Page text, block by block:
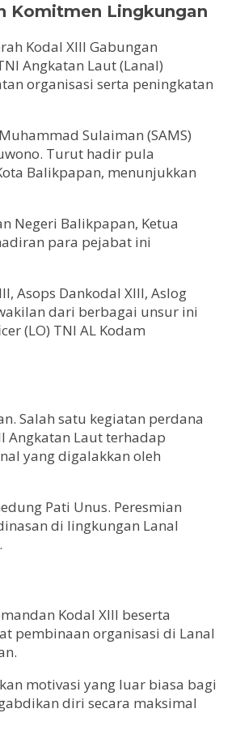
Komitmen Lingkungan
Kodal XIII Gabungan
Angkatan Laut (Lanal)
organisasi serta peningkatan
Sulaiman (SAMS)
Turut hadir pula
Balikpapan, menunjukkan
Negeri Balikpapan, Ketua
para pejabat ini
Asops Dankodal XIII, Aslog
dari berbagai unsur ini
(LO) TNI AL Kodam
Salah satu kegiatan perdana
Angkatan Laut terhadap
yang digalakkan oleh
Pati Unus. Peresmian
di lingkungan Lanal
Kodal XIII beserta
pembinaan organisasi di Lanal
motivasi yang luar biasa bagi
diri secara maksimal